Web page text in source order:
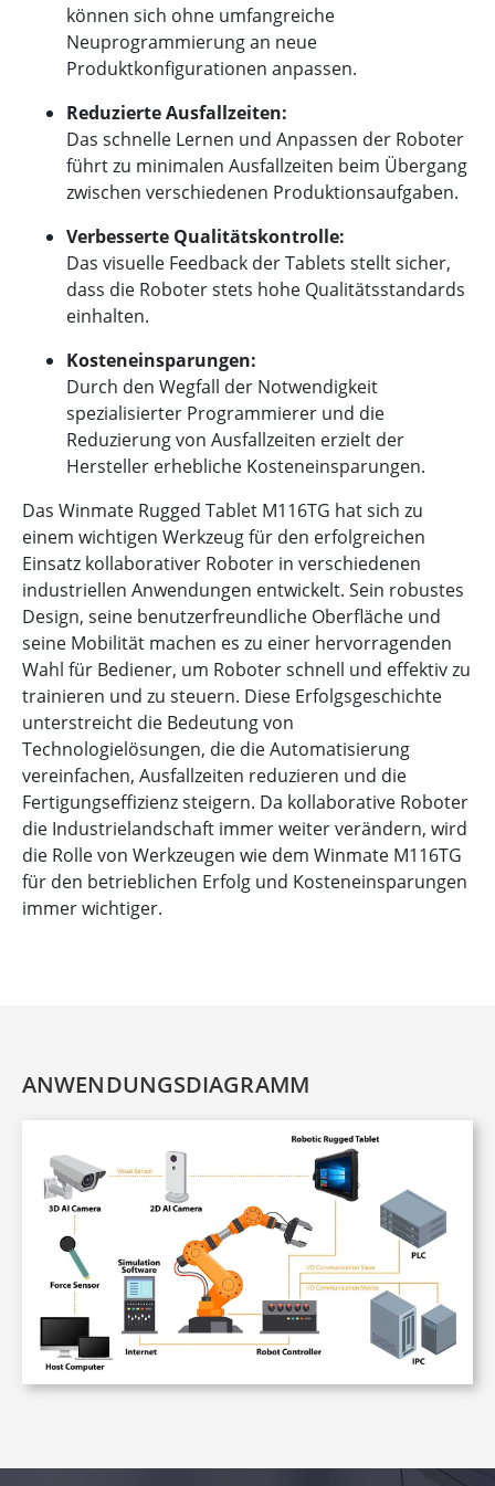
können sich ohne umfangreiche
Neuprogrammierung an neue
Produktkonfigurationen anpassen.
Reduzierte Ausfallzeiten:
Das schnelle Lernen und Anpassen der Roboter
führt zu minimalen Ausfallzeiten beim Übergang
zwischen verschiedenen Produktionsaufgaben.
Verbesserte Qualitätskontrolle:
Das visuelle Feedback der Tablets stellt sicher,
dass die Roboter stets hohe Qualitätsstandards
einhalten.
Kosteneinsparungen:
Durch den Wegfall der Notwendigkeit
spezialisierter Programmierer und die
Reduzierung von Ausfallzeiten erzielt der
Hersteller erhebliche Kosteneinsparungen.
Das Winmate Rugged Tablet M116TG hat sich zu
einem wichtigen Werkzeug für den erfolgreichen
Einsatz kollaborativer Roboter in verschiedenen
industriellen Anwendungen entwickelt. Sein robustes
Design, seine benutzerfreundliche Oberfläche und
seine Mobilität machen es zu einer hervorragenden
Wahl für Bediener, um Roboter schnell und effektiv zu
trainieren und zu steuern. Diese Erfolgsgeschichte
unterstreicht die Bedeutung von
Technologielösungen, die die Automatisierung
vereinfachen, Ausfallzeiten reduzieren und die
Fertigungseffizienz steigern. Da kollaborative Roboter
die Industrielandschaft immer weiter verändern, wird
die Rolle von Werkzeugen wie dem Winmate M116TG
für den betrieblichen Erfolg und Kosteneinsparungen
immer wichtiger.
ANWENDUNGSDIAGRAMM